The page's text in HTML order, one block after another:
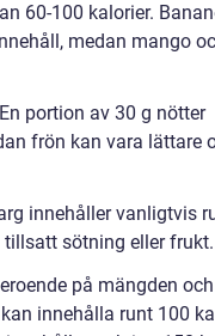
60-100 kalorier.
medan mango
portion av 30 g nötter
frön kan vara lättare
innehåller vanligtvis
tillsatt sötning eller frukt.
på mängden
innehålla runt 100